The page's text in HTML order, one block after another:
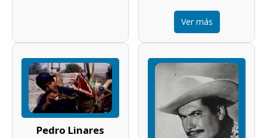
Ver más
Pedro Linares